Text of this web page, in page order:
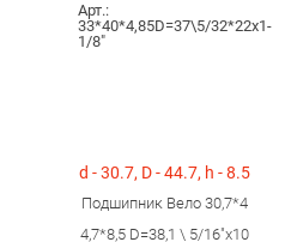
Арт.:
33*40*4,85D=37\5/32*22x1-
1/8"
d - 30.7, D - 44.7, h - 8.5
Подшипник Вело 30,7*4
4,7*8,5 D=38,1 \ 5/16"x10